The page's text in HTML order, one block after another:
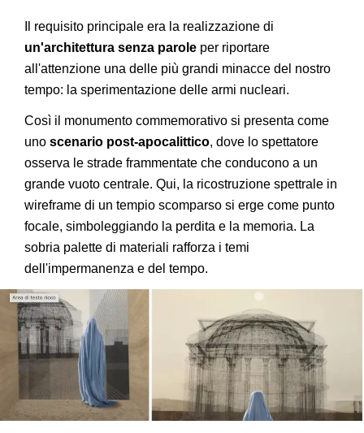
Il requisito principale era la realizzazione di
un'architettura senza parole per riportare
all'attenzione una delle più grandi minacce del nostro
tempo: la sperimentazione delle armi nucleari.
Così il monumento commemorativo si presenta come
uno scenario post-apocalittico, dove lo spettatore
osserva le strade frammentate che conducono a un
grande vuoto centrale. Qui, la ricostruzione spettrale in
wireframe di un tempio scomparso si erge come punto
focale, simboleggiando la perdita e la memoria. La
sobria palette di materiali rafforza i temi
dell'impermanenza e del tempo.